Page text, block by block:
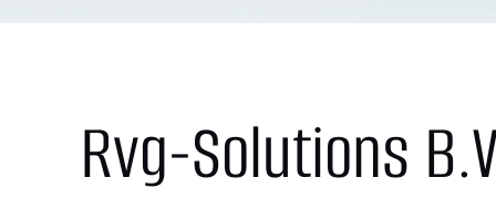
Rvg-Solutions